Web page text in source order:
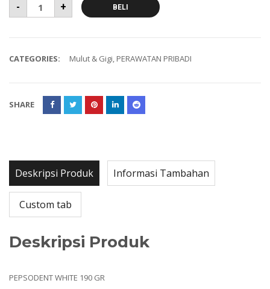
- + BELI
CATEGORIES: Mulut & Gigi, PERAWATAN PRIBADI
SHARE
Deskripsi Produk Informasi Tambahan
Custom tab
Deskripsi Produk
PEPSODENT WHITE 190 GR